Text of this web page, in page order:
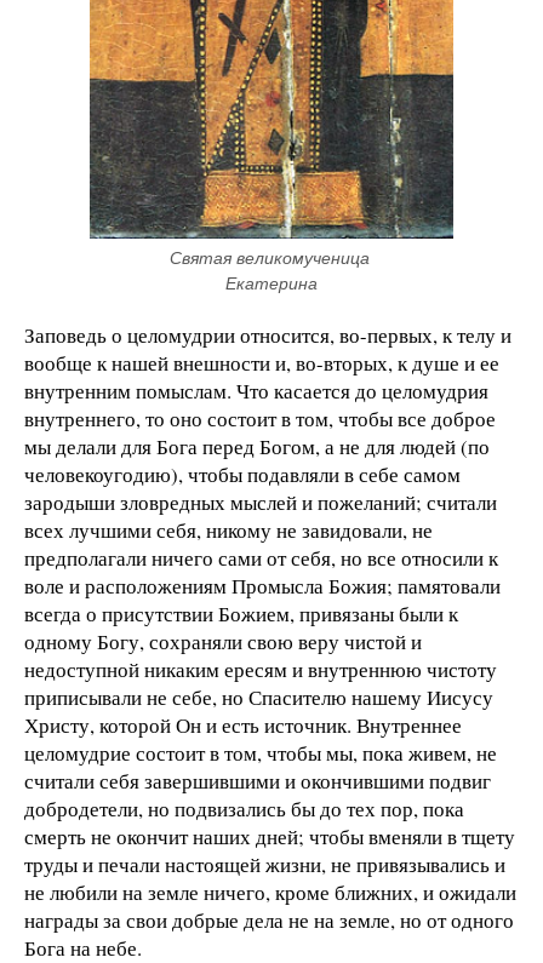
Святая великомученица
Екатерина
Заповедь о целомудрии относится, во-первых, к телу и
вообще к нашей внешности и, во-вторых, к душе и ее
внутренним помыслам. Что касается до целомудрия
внутреннего, то оно состоит в том, чтобы все доброе
мы делали для Бога перед Богом, а не для людей (по
человекоугодию), чтобы подавляли в себе самом
зародыши зловредных мыслей и пожеланий; считали
всех лучшими себя, никому не завидовали, не
предполагали ничего сами от себя, но все относили к
воле и расположениям Промысла Божия; памятовали
всегда о присутствии Божием, привязаны были к
одному Богу, сохраняли свою веру чистой и
недоступной никаким ересям и внутреннюю чистоту
приписывали не себе, но Спасителю нашему Иисусу
Христу, которой Он и есть источник. Внутреннее
целомудрие состоит в том, чтобы мы, пока живем, не
считали себя завершившими и окончившими подвиг
добродетели, но подвизались бы до тех пор, пока
смерть не окончит наших дней; чтобы вменяли в тщету
труды и печали настоящей жизни, не привязывались и
не любили на земле ничего, кроме ближних, и ожидали
награды за свои добрые дела не на земле, но от одного
Бога на небе.